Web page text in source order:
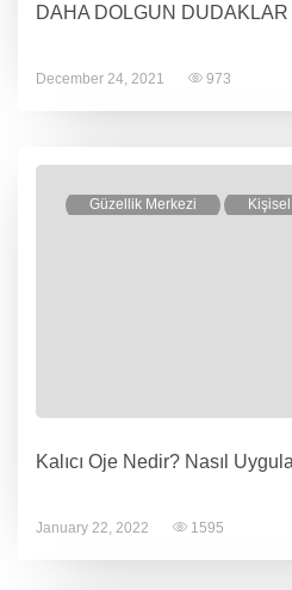
DAHA DOLGUN
December 24, 2021 973
Güzellik Merkezi Kişisel
Kalıcı Oje Nedir? Nasıl
January 22, 2022 1595